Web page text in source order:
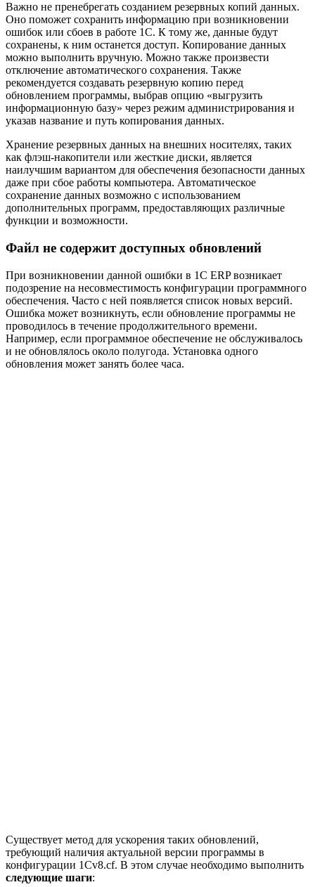
Важно не пренебрегать созданием резервных копий данных.
Оно поможет сохранить информацию при возникновении
ошибок или сбоев в работе 1С. К тому же, данные будут
сохранены, к ним останется доступ. Копирование данных
можно выполнить вручную. Можно также произвести
отключение автоматического сохранения. Также
рекомендуется создавать резервную копию перед
обновлением программы, выбрав опцию «выгрузить
информационную базу» через режим администрирования и
указав название и путь копирования данных.
Хранение резервных данных на внешних носителях, таких
как флэш-накопители или жесткие диски, является
наилучшим вариантом для обеспечения безопасности данных
даже при сбое работы компьютера. Автоматическое
сохранение данных возможно с использованием
дополнительных программ, предоставляющих различные
функции и возможности.
Файл не содержит доступных обновлений
При возникновении данной ошибки в 1C ERP возникает
подозрение на несовместимость конфигурации программного
обеспечения. Часто с ней появляется список новых версий.
Ошибка может возникнуть, если обновление программы не
проводилось в течение продолжительного времени.
Например, если программное обеспечение не обслуживалось
и не обновлялось около полугода. Установка одного
обновления может занять более часа.
Существует метод для ускорения таких обновлений,
требующий наличия актуальной версии программы в
конфигурации 1Cv8.cf. В этом случае необходимо выполнить
следующие шаги: